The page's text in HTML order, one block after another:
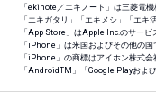
「ekinote／エキノート」は三菱電機
「エキガタリ」「エキメシ」「エキ
「App Store」はApple Inc.のサービ
「iPhone」は米国およびその他の
「iPhone」の商標はアイホン株式
「AndroidTM 」「Google Playおよ